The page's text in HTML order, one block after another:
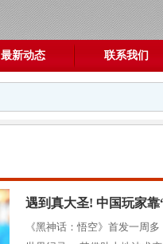
最新动态 联系我们
遇到真大圣! 中国玩家靠
《黑神话：悟空》首发一周